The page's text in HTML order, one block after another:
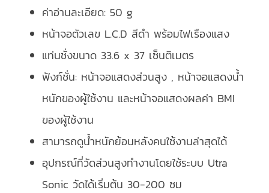
ค่าอ่านละเอียด: 50 g
หน้าจอตัวเลข L.C.D สีดำ พร้อมไฟเรืองแสง
แท่นชั่งขนาด 33.6 x 37 เซ็นติเมตร
ฟังก์ชั่น: หน้าจอแสดงส่วนสูง , หน้าจอแสดงน้ำ
หนักของผู้ใช้งาน และหน้าจอแสดงผลค่า BMI
ของผู้ใช้งาน
สามารถดูน้ำหนักย้อนหลังคนใช้งานล่าสุดได้
อุปกรณ์ที่วัดส่วนสูงทำงานโดยใช้ระบบ Utra
Sonic วัดได้เริ่มต้น 30-200 ซม